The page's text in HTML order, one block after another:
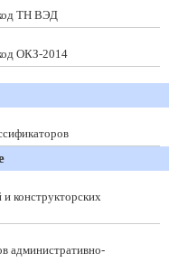
ТН ВЭД
ОКЗ-2014
конструкторских
административно-